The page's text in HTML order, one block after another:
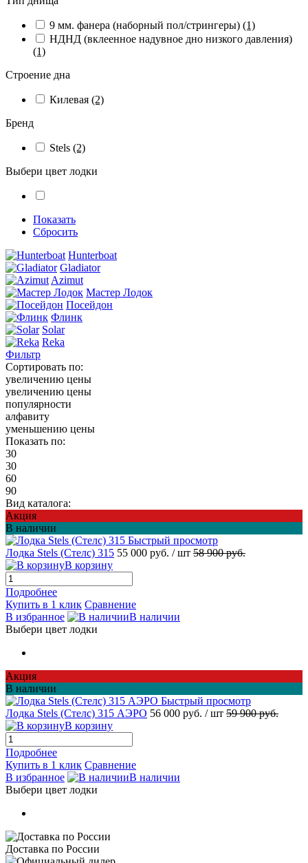
9 мм. фанера (наборный пол/стрингеры) (1)
НДНД (вклеенное надувное дно низкого давления)
(1)
Строение дна
Килевая (2)
Бренд
Stels (2)
Выбери цвет лодки
Показать
Сбросить
Hunterboat
Gladiator
Azimut
Мастер Лодок
Посейдон
Флинк
Solar
Reka
Фильтр
Сортировать по:
увеличению цены
увеличению цены
популярности
алфавиту
уменьшению цены
Показать по:
30
30
60
90
Вид каталога:
Акция
В наличии
Быстрый просмотр
Лодка Stels (Стелс) 315 55 000 руб. / шт 58 900 руб.
В корзину
Подробнее
Купить в 1 клик Сравнение
В избранное
В наличии
Выбери цвет лодки
Акция
В наличии
Быстрый просмотр
Лодка Stels (Стелс) 315 АЭРО 56 000 руб. / шт 59 900 руб.
В корзину
Подробнее
Купить в 1 клик Сравнение
В избранное
В наличии
Выбери цвет лодки
Доставка по России